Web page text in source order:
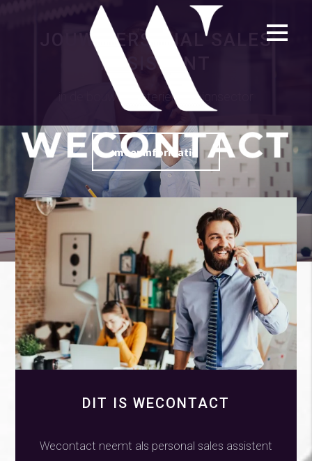
JOUW PERSONAL SALES
ASSISTENT
in de bouw- en interieurdesignsector
meer informatie
DIT IS WECONTACT
Wecontact neemt als personal sales assistent